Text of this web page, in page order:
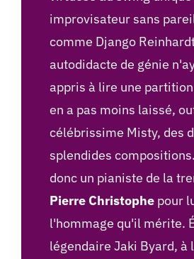
improvisateur sans
comme Django
autodidacte de génie
appris à lire une
en a pas moins laissé,
célébrissime Misty, des
splendides
donc un pianiste de la
Pierre Christophepour
l'hommage qu'il mérite.
légendaire Jaki Byard, à